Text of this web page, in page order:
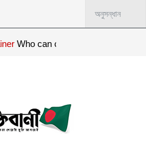
আংশিক চালু হয়েছে মহেশখালীর এলএনজি